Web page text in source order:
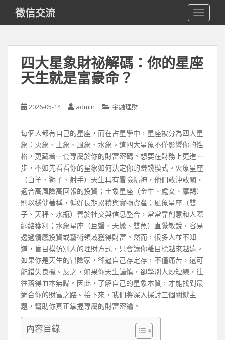
i
徵信交流
四大星象財祕解碼：你的星座
天生就是富豪命？
2026-05-14 admin 金融理財
每個人都有自己的星座，而在占星學中，星座被分為四大星
象：火象、土象、風象、水象。這四大星象不僅影響你的性
格，更藏着一套專屬於你的財富密碼。想要在財務上更進一
步，不如先看看你的星象如何決定你的賺錢模式。火象星座
（白羊、獅子、射手）天生具有冒險精神，他們敢沖敢闖，
適合高風險高回報的投資；土象星座（金牛、處女、摩羯）
則以穩健著稱，偏好長期累積與實物資產；風象星座（雙
子、天秤、水瓶）善於社交與信息整合，常常靠創意和人際
網絡獲利；水象星座（巨蟹、天蠍、雙魚）直覺敏銳，容易
透過情感投資或藝術領域獲得財富。然而，很多人並不知
道，盲目模仿別人的理財方式，只會讓你離目標越來越遠。
如果你是天生的冒險家，卻逼自己存定存，不僅痛苦，還可
能錯失良機。反之，如果你天生謹慎，卻學別人炒短線，往
往落得血本無歸。因此，了解自己的星象本質，才能找到最
適合你的財富之路。接下來，我們將深入探討三個關鍵主
題，幫助你真正掌握專屬的財富密鑰。
內容目錄